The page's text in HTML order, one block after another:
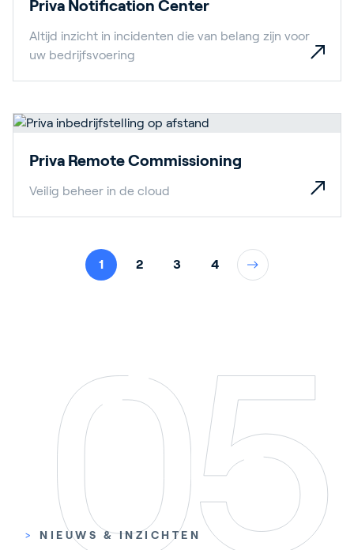
Priva Notification Center
Altijd inzicht in incidenten die van belang zijn voor
uw bedrijfsvoering
Priva Remote Commissioning
Veilig beheer in de cloud
1 2 3 4
> NIEUWS & INZICHTEN